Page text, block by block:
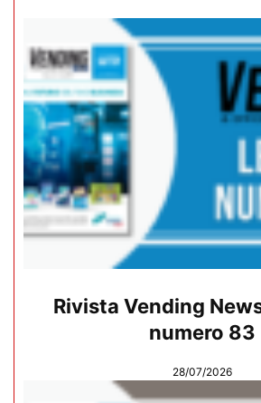
Rivista Vending
numero 83
28/07/2026